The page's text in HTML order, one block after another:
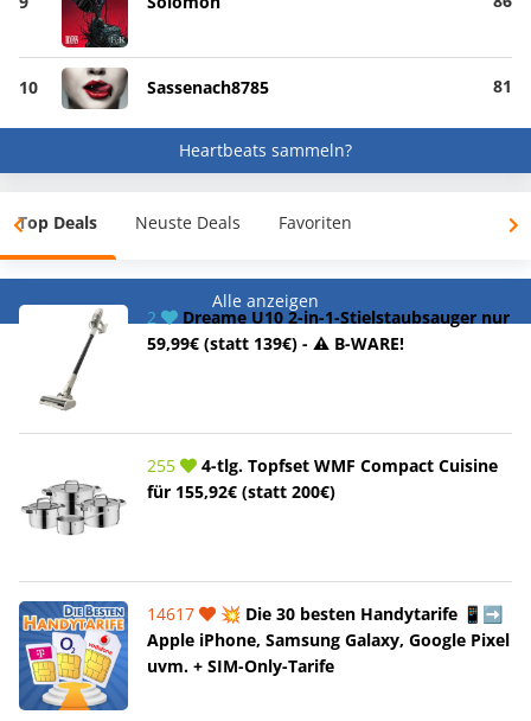
10 Sassenach8785 81
Heartbeats sammeln?
Top Deals Neuste Deals Favoriten
Alle anzeigen
2
Dreame U10 2-in-1-Stielstaubsauger nur
59,99€ (statt 139€) - ⚠️ B-WARE!
255
4-tlg. Topfset WMF Compact Cuisine
für 155,92€ (statt 200€)
14617
💥 Die 30 besten Handytarife 📱➡️
Apple iPhone, Samsung Galaxy, Google Pixel
uvm. + SIM-Only-Tarife